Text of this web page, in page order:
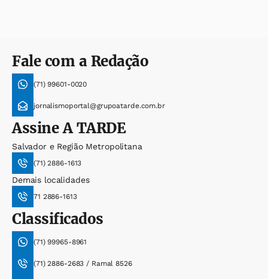
Fale com a Redação
(71) 99601-0020
jornalismoportal@grupoatarde.com.br
AssineA TARDE
Salvador e Região Metropolitana
(71) 2886-1613
Demais localidades
71 2886-1613
Classificados
(71) 99965-8961
(71) 2886-2683 / Ramal 8526